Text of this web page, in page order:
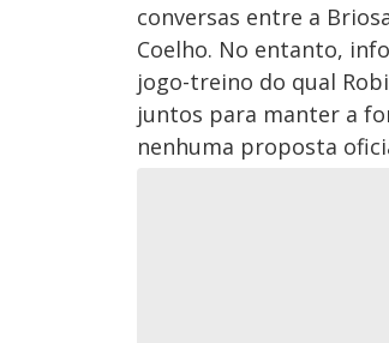
conversas entre a
Coelho. No entanto,
jogo-treino do qual
juntos para manter a
nenhuma proposta